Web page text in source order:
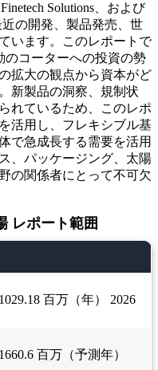
Solutions、および
近の開発、製品発売、世
います。このレポートで
のコーターへの投資の勢
拡大の観点から資本がど
新製品の洞察、規制状
れているため、このレポ
活用し、フレキシブル基
で急成長する需要を活用
、パッケージング、太陽
の関係者にとって不可欠
レポート範囲
百万（年） 2026
百万（予測年）